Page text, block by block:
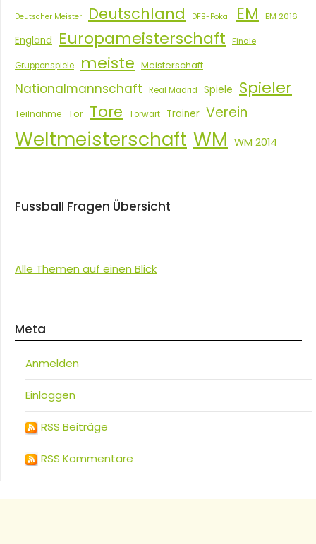
Deutscher Meister Deutschland DFB-Pokal EM EM 2016
England Europameisterschaft Finale
Gruppenspiele meiste Meisterschaft
Nationalmannschaft Real Madrid Spiele Spieler
Teilnahme Tor Tore Torwart Trainer Verein
Weltmeisterschaft WM WM 2014
Fussball Fragen Übersicht
Alle Themen auf einen Blick
Meta
Anmelden
Einloggen
RSS Beiträge
RSS Kommentare